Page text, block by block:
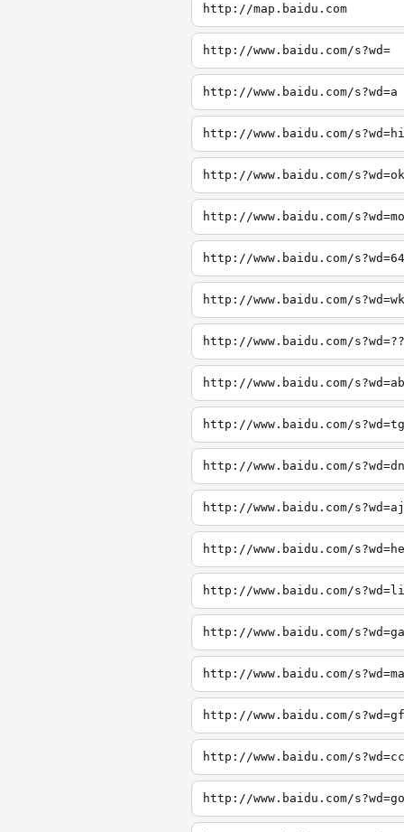
http://map.baidu.com
http://www.baidu.com/s?wd=
http://www.baidu.com/s?wd=a
http://www.baidu.com/s?wd=hi
http://www.baidu.com/s?wd=ok
http://www.baidu.com/s?wd=mo
http://www.baidu.com/s?wd=64
http://www.baidu.com/s?wd=wk
http://www.baidu.com/s?wd=??
http://www.baidu.com/s?wd=ab
http://www.baidu.com/s?wd=tg
http://www.baidu.com/s?wd=dn
http://www.baidu.com/s?wd=aj
http://www.baidu.com/
http://www.baidu.com/
http://www.baidu.com/
http://www.baidu.com/
http://www.baidu.com/
http://www.baidu.com/
http://www.baidu.com/